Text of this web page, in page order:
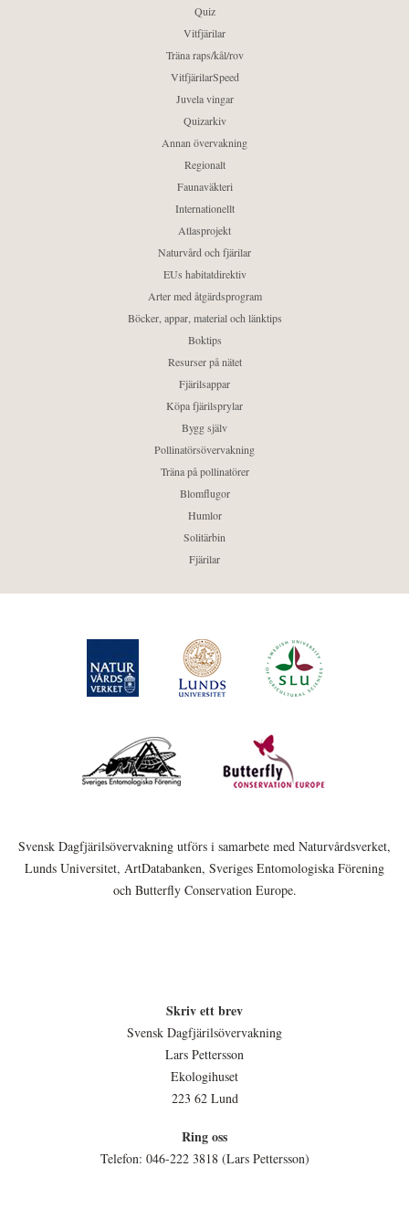
Quiz
Vitfjärilar
Träna raps/kål/rov
VitfjärilarSpeed
Juvela vingar
Quizarkiv
Annan övervakning
Regionalt
Faunaväkteri
Internationellt
Atlasprojekt
Naturvård och fjärilar
EUs habitatdirektiv
Arter med åtgärdsprogram
Böcker, appar, material och länktips
Boktips
Resurser på nätet
Fjärilsappar
Köpa fjärilsprylar
Bygg själv
Pollinatörsövervakning
Träna på pollinatörer
Blomflugor
Humlor
Solitärbin
Fjärilar
Svensk Dagfjärilsövervakning utförs i samarbete med Naturvårdsverket,
Lunds Universitet, ArtDatabanken, Sveriges Entomologiska Förening
och Butterfly Conservation Europe.
Skriv ett brev
Svensk Dagfjärilsövervakning
Lars Pettersson
Ekologihuset
223 62 Lund
Ring oss
Telefon: 046-222 3818 (Lars Pettersson)